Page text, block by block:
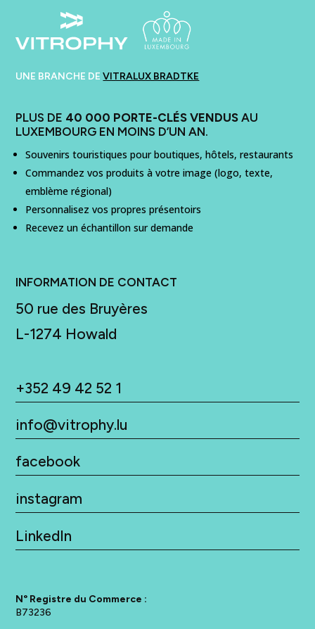
UNE BRANCHE DEVITRALUX BRADTKE
PLUS DE 40 000 PORTE-CLÉS VENDUS AU
LUXEMBOURG EN MOINS D’UN AN.
Souvenirs touristiques pour boutiques, hôtels, restaurants
Commandez vos produits à votre image (logo, texte,
emblème régional)
Personnalisez vos propres présentoirs
Recevez un échantillon sur demande
INFORMATION DE CONTACT
50 rue des Bruyères
L-1274 Howald
+352 49 42 52 1
info@vitrophy.lu
facebook
instagram
LinkedIn
N° Registre du Commerce :
B73236